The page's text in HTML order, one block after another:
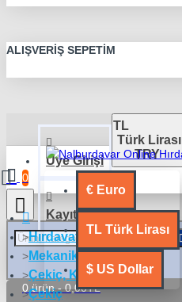
ALIŞVERIŞ SEPETIM
Üye Girişi
Kayıt Ol
TL
Türk Lirası
TRY
€ Euro
TL Türk Lirası
$ US Dollar
0
0 ürün - 0,00TL
Hırdavat Malzemeleri
Mekanik El Aletleri
Çekiç, Keser, Balta
Çekiç